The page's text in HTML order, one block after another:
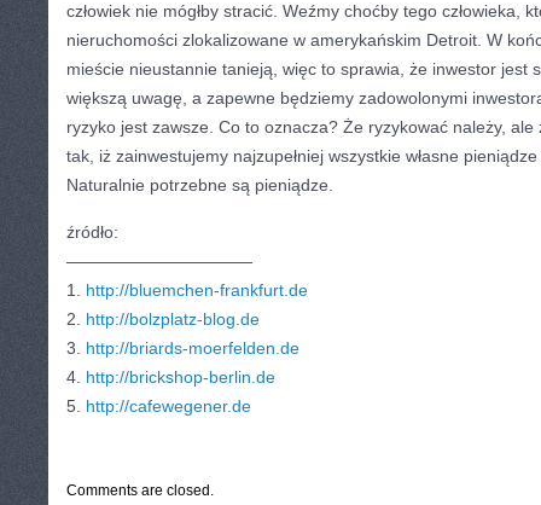
człowiek nie mógłby stracić. Weźmy choćby tego człowieka,
nieruchomości zlokalizowane w amerykańskim Detroit. W
mieście nieustannie tanieją, więc to sprawia, że inwestor jest
większą uwagę, a zapewne będziemy zadowolonymi
ryzyko jest zawsze. Co to oznacza? Że ryzykować należy, ale
tak, iż zainwestujemy najzupełniej wszystkie własne
Naturalnie potrzebne są pieniądze.
źródło:
———————————
1. http://bluemchen-frankfurt.de
2. http://bolzplatz-blog.de
3. http://briards-moerfelden.de
4. http://brickshop-berlin.de
5. http://cafewegener.de
Comments are closed.